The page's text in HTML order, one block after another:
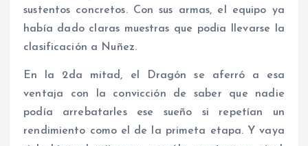
sustentos concretos. Con sus armas, el equipo ya
había dado claras muestras que podia llevarse la
clasificación a Nuñez.
En la 2da mitad, el Dragón se aferró a esa
ventaja con la convicción de saber que nadie
podía arrebatarles ese sueño si repetían un
rendimiento como el de la primeta etapa. Y vaya